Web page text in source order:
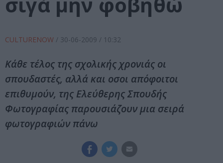
CULTURENOW / 30-06-2009 / 10:32
Κάθε τέλος της σχολικής χρονιάς οι
σπουδαστές, αλλά και οσοι απόφοιτοι
επιθυμούν, της Ελεύθερης Σπουδής
Φωτογραφίας παρουσιάζουν μια σειρά
φωτογραφιών πάνω